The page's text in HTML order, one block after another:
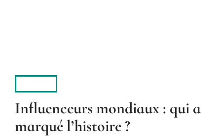
Influenceurs mondiaux : qui a
marqué l’histoire ?